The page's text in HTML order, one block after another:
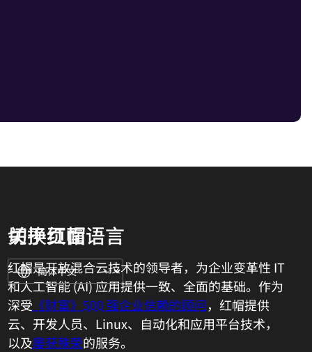
关于红帽
红帽是开放混合云技术的领导者，为企业变革性 IT
和人工智能 (AI) 应用提供一致、全面的基础。作为
深受 《财富》500 强企业信赖的顾问，红帽提供
云、开发人员、Linux、自动化和应用平台技术，
以及屡获殊荣的服务。
切换页面语言